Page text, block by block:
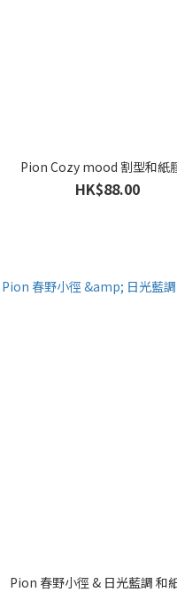
Pion Cozy mood 割型和紙
HK$88.00
Pion 春野小徑 & 日光藍調 和